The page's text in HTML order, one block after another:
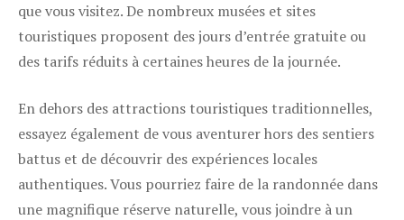
que vous visitez. De nombreux musées et sites
touristiques proposent des jours d’entrée gratuite ou
des tarifs réduits à certaines heures de la journée.
En dehors des attractions touristiques traditionnelles,
essayez également de vous aventurer hors des sentiers
battus et de découvrir des expériences locales
authentiques. Vous pourriez faire de la randonnée dans
une magnifique réserve naturelle, vous joindre à un